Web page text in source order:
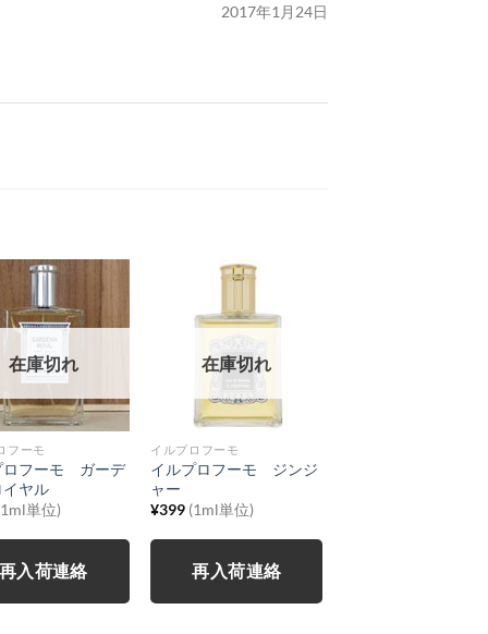
2017年1月24日
在庫切れ
フーモ
ロフーモ ガーデ
ヤル
単位)
入荷連絡
在庫切れ
イルプロフーモ
イルプロフーモ ジンジ
ャー
¥399 (1ml単位)
再入荷連絡